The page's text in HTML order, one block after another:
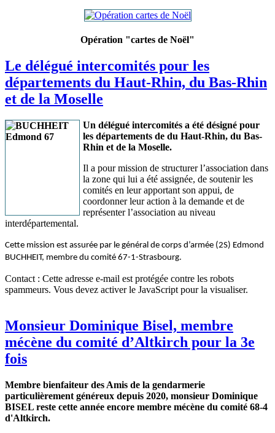
Opération "cartes de Noël"
Le délégué intercomités pour les
départements du Haut-Rhin, du Bas-Rhin
et de la Moselle
Un délégué intercomités a été désigné pour
les départements de du Haut-Rhin, du Bas-
Rhin et de la Moselle.
Il a pour mission de structurer l’association dans
la zone qui lui a été assignée, de soutenir les
comités en leur apportant son appui, de
coordonner leur action à la demande et de
représenter l’association au niveau
interdépartemental.
Cette mission est assurée par le général de corps d’armée (2S) Edmond
BUCHHEIT, membre du comité 67-1-Strasbourg.
Contact : Cette adresse e-mail est protégée contre les robots
spammeurs. Vous devez activer le JavaScript pour la visualiser.
Monsieur Dominique Bisel, membre
mécène du comité d’Altkirch pour la 3e
fois
Membre bienfaiteur des Amis de la gendarmerie
particulièrement généreux depuis 2020, monsieur Dominique
BISEL reste cette année encore membre mécène du comité 68-4
d'Altkirch.